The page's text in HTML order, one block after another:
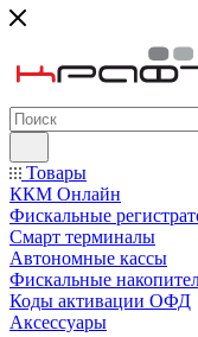
Товары
ККМ Онлайн
Фискальные
Смарт терминалы
Автономные кассы
Фискальные
Коды активации ОФД
Аксессуары